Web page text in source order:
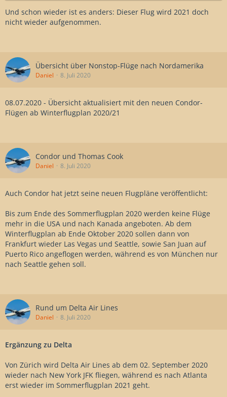
Und schon wieder ist es anders: Dieser Flug wird 2021 doch
nicht wieder aufgenommen.
Übersicht über Nonstop-Flüge nach Nordamerika
Daniel 8. Juli 2020
08.07.2020 - Übersicht aktualisiert mit den neuen Condor-
Flügen ab Winterflugplan 2020/21
Condor und Thomas Cook
Daniel 8. Juli 2020
Auch Condor hat jetzt seine neuen Flugpläne veröffentlicht:
Bis zum Ende des Sommerflugplan 2020 werden keine Flüge
mehr in die USA und nach Kanada angeboten. Ab dem
Winterflugplan ab Ende Oktober 2020 sollen dann von
Frankfurt wieder Las Vegas und Seattle, sowie San Juan auf
Puerto Rico angeflogen werden, während es von München nur
nach Seattle gehen soll.
Rund um Delta Air Lines
Daniel 8. Juli 2020
Ergänzung zu Delta
Von Zürich wird Delta Air Lines ab dem 02. September 2020
wieder nach New York JFK fliegen, während es nach Atlanta
erst wieder im Sommerflugplan 2021 geht.